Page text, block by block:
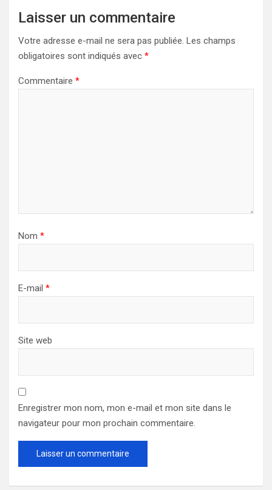
Laisser un commentaire
Votre adresse e-mail ne sera pas publiée. Les champs
obligatoires sont indiqués avec *
Commentaire *
Nom *
E-mail *
Site web
Enregistrer mon nom, mon e-mail et mon site dans le
navigateur pour mon prochain commentaire.